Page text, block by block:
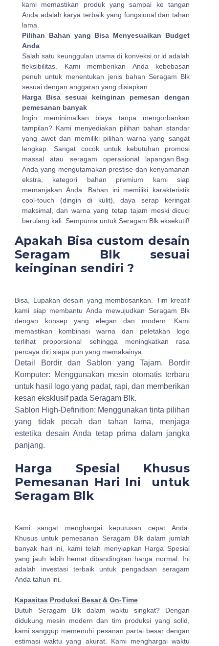
kami memastikan produk yang sampai ke tangan
Anda adalah karya terbaik yang fungsional dan tahan
lama.
Pilihan Bahan yang Bisa Menyesuaikan Budget
Anda
Salah satu keunggulan utama di konveksi.or.id adalah
fleksibilitas. Kami memberikan Anda kebebasan
penuh untuk menentukan jenis bahan Seragam Blk
sesuai dengan anggaran yang disiapkan.
Harga Bisa sesuai keinginan pemesan dengan
pemesanan banyak
Ingin meminimalkan biaya tanpa mengorbankan
tampilan? Kami menyediakan pilihan bahan standar
yang awet dan memiliki pilihan warna yang sangat
lengkap. Sangat cocok untuk kebutuhan promosi
massal atau seragam operasional lapangan.Bagi
Anda yang mengutamakan prestise dan kenyamanan
ekstra, kategori bahan premium kami siap
memanjakan Anda. Bahan ini memiliki karakteristik
cool-touch (dingin di kulit), daya serap keringat
maksimal, dan warna yang tetap tajam meski dicuci
berulang kali. Sempurna untuk Seragam Blk eksekutif!
Apakah Bisa custom desain
Seragam Blk sesuai
keinginan sendiri ?
Bisa, Lupakan desain yang membosankan. Tim kreatif
kami siap membantu Anda mewujudkan Seragam Blk
dengan konsep yang elegan dan modern. Kami
memastikan kombinasi warna dan peletakan logo
terlihat proporsional sehingga meningkatkan rasa
percaya diri siapa pun yang memakainya.
Detail Bordir dan Sablon yang Tajam.
Bordir
Komputer: Menggunakan mesin otomatis terbaru
untuk hasil logo yang padat, rapi, dan memberikan
kesan eksklusif pada Seragam Blk.
Sablon High-Definition: Menggunakan tinta pilihan
yang tidak pecah dan tahan lama, menjaga
estetika desain Anda tetap prima dalam jangka
panjang.
Harga Spesial Khusus
Pemesanan Hari Ini untuk
Seragam Blk
Kami sangat menghargai keputusan cepat Anda.
Khusus untuk pemesanan Seragam Blk dalam jumlah
banyak hari ini, kami telah menyiapkan Harga Spesial
yang jauh lebih hemat dibandingkan harga normal. Ini
adalah investasi terbaik untuk pengadaan seragam
Anda tahun ini.
Kapasitas Produksi Besar & On-Time
Butuh Seragam Blk dalam waktu singkat? Dengan
didukung mesin modern dan tim produksi yang solid,
kami sanggup memenuhi pesanan partai besar dengan
estimasi waktu yang akurat. Kami menghargai waktu